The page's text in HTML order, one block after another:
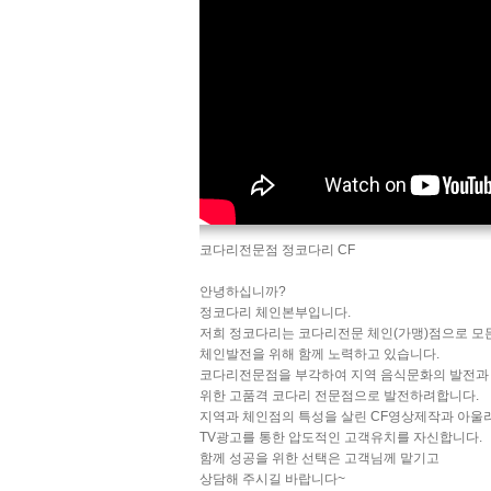
코다리전문점 정코다리 CF
안녕하십니까?
정코다리 체인본부입니다.
저희 정코다리는 코다리전문 체인(가맹)점으로 모
체인발전을 위해 함께 노력하고 있습니다.
코다리전문점을 부각하여 지역 음식문화의 발전과
위한 고품격 코다리 전문점으로 발전하려합니다.
지역과 체인점의 특성을 살린 CF영상제작과 아울
TV광고를 통한 압도적인 고객유치를 자신합니다.
함께 성공을 위한 선택은 고객님께 맡기고
상담해 주시길 바랍니다~